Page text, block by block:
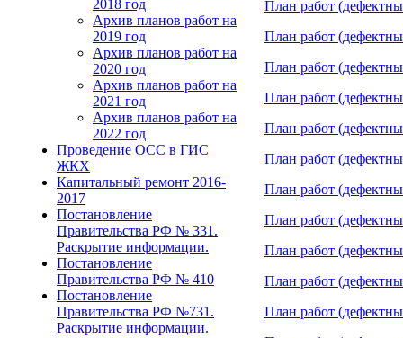
2018 год
Архив планов работ на
2019 год
Архив планов работ на
2020 год
Архив планов работ на
2021 год
Архив планов работ на
2022 год
Проведение ОСС в ГИС
ЖКХ
Капитальный ремонт 2016-
2017
Постановление
Правительства РФ № 331.
Раскрытие информации.
Постановление
Правительства РФ № 410
Постановление
Правительства РФ №731.
Раскрытие информации.
План работ
План работ
План работ
План работ
План работ
План работ
План работ
План работ
План работ
План работ
План работ